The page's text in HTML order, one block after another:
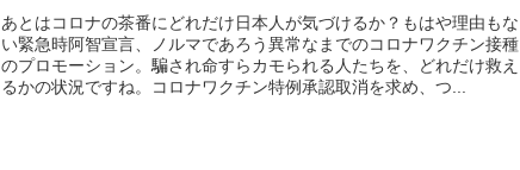
あとはコロナの茶番にどれだけ日本人が気づけるか？もはや理由もな
い緊急時阿智宣言、ノルマであろう異常なまでのコロナワクチン接種
のプロモーション。騙され命すらカモられる人たちを、どれだけ救え
るかの状況ですね。コロナワクチン特例承認取消を求め、つ...